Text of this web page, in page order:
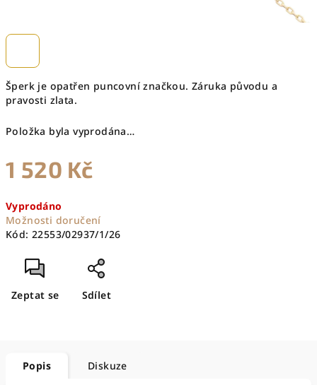
Šperk je opatřen puncovní značkou. Záruka původu a
pravosti zlata.
Položka byla vyprodána…
1 520 Kč
cena:
Vyprodáno
Možnosti doručení
Kód: 22553/02937/1/26
Zeptat se Sdílet
Popis Diskuze